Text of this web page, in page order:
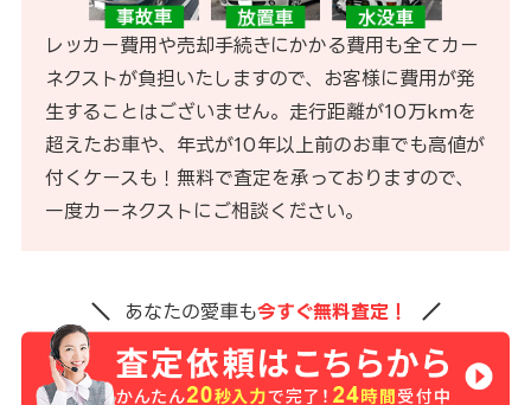
レッカー費用や売却手続きにかかる費用も全てカー
ネクストが負担いたしますので、お客様に費用が発
生することはございません。走行距離が10万kmを
超えたお車や、年式が10年以上前のお車でも高値が
付くケースも！無料で査定を承っておりますので、
一度カーネクストにご相談ください。
あなたの愛車も今すぐ無料査定！